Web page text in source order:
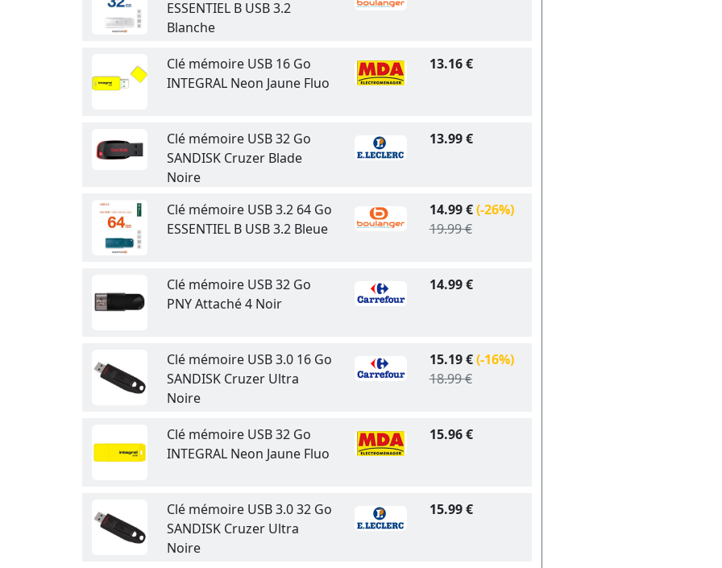
ESSENTIEL B USB 3.2
Blanche
Clé mémoire USB 16 Go
INTEGRAL Neon Jaune Fluo
13.16 €
Clé mémoire USB 32 Go
SANDISK Cruzer Blade
Noire
13.99 €
Clé mémoire USB 3.2 64 Go
ESSENTIEL B USB 3.2 Bleue
14.99 €(-26%)
19.99 €
Clé mémoire USB 32 Go
PNY Attaché 4 Noir
14.99 €
Clé mémoire USB 3.0 16 Go
SANDISK Cruzer Ultra
Noire
15.19 €(-16%)
18.99 €
Clé mémoire USB 32 Go
INTEGRAL Neon Jaune Fluo
15.96 €
Clé mémoire USB 3.0 32 Go
SANDISK Cruzer Ultra
Noire
15.99 €